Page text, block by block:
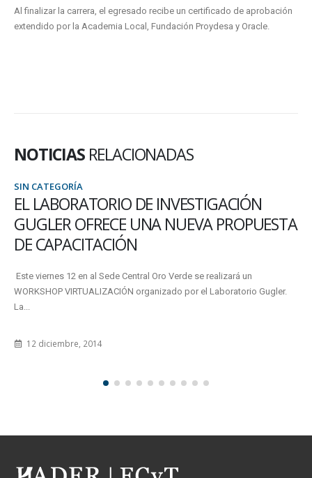
Al finalizar la carrera, el egresado recibe un certificado de aprobación
extendido por la Academia Local, Fundación Proydesa y Oracle.
NOTICIAS RELACIONADAS
SIN CATEGORÍA
RECESO INVERNAL
Del lunes 8 al viernes 19 de julio, la Facultad permanecerá cerrada y no
habrá actividad académica ni administrativa, tal...
2 julio, 2019